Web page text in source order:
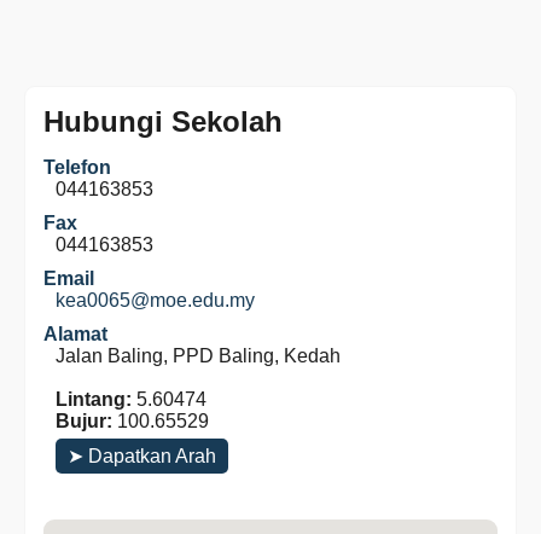
Hubungi Sekolah
Telefon
044163853
Fax
044163853
Email
kea0065@moe.edu.my
Alamat
Jalan Baling, PPD Baling, Kedah
Lintang: 5.60474
Bujur: 100.65529
➤ Dapatkan Arah